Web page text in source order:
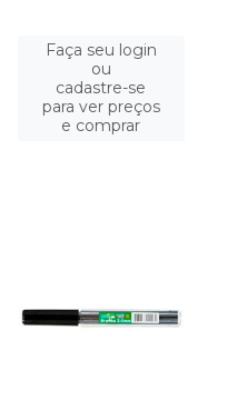
Faça seu login
ou
cadastre-se
para ver preços
e comprar